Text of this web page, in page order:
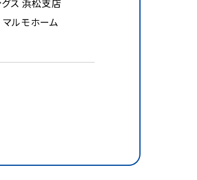
ス 浜松支店
マルモホーム